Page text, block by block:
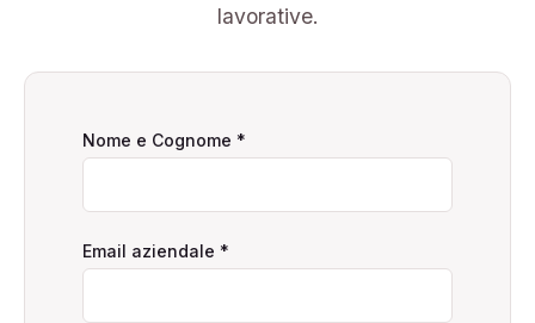
lavorative.
Nome e Cognome *
Email aziendale *